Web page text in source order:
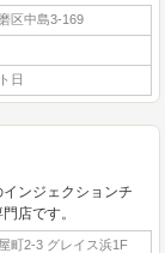
区中島3-169
日
ンジェクションチ
店です。
町2-3 グレイス浜1F